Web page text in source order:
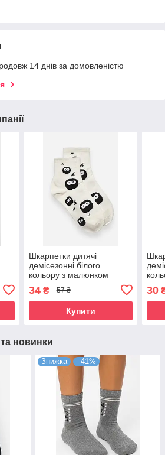
14 днів за домовленістю
Шкарпетки дитячі
демісезонні білого
кольору з малюнком
34₴ 57 ₴
Купити
30
та новинки
Знижка –41%